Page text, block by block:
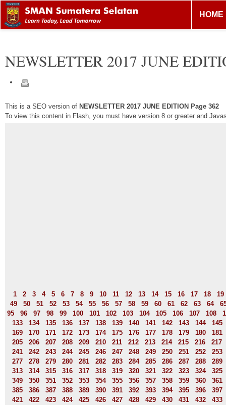
HOME
NEWSLETTER 2017 JUNE
This is a SEO version of NEWSLETTER 2017 JUNE EDITION Page 362
To view this content in Flash, you must have version 8 or greater and
1 2 3 4 5 6 7 8 9 10 11 12 13 14 15 16 17 18
19
49
50 51 52 53 54 55 56 57 58 59 60 61 62 63 64
95
96 97 98 99 100 101 102 103 104 105 106 107 108
133
134 135 136 137 138 139 140 141 142 143 144
145
169
170 171 172 173 174 175 176 177 178 179 180
181
205
206 207 208 209 210 211 212 213 214 215 216
217
241
242 243 244 245 246 247 248 249 250 251 252
253
277
278 279 280 281 282 283 284 285 286 287 288
289
313
314 315 316 317 318 319 320 321 322 323 324
325
349
350 351 352 353 354 355 356 357 358 359 360
361
385
386 387 388 389 390 391 392 393 394 395 396
397
421
422 423 424 425 426 427 428 429 430 431 432
433